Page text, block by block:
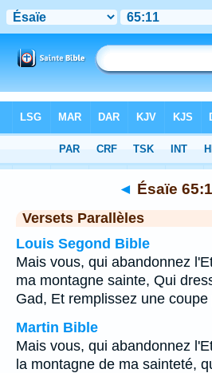
Chapitre 65> Verset 11
◄ Ésaïe
Versets Parallèles
Louis Segond Bible
Mais vous, qui abandonnez
ma montagne sainte, Qui
Gad, Et remplissez une coupe
Martin Bible
Mais vous, qui abandonnez
la montagne de ma sainteté,